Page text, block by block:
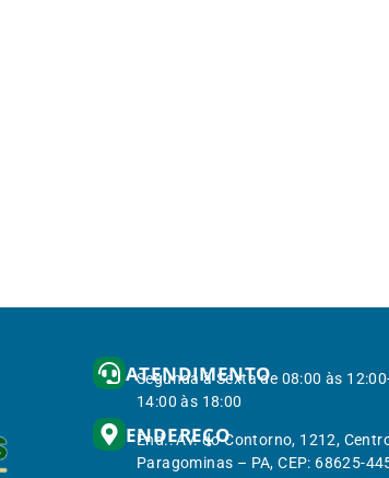
ATENDIMENTO
Segunda à Sexta de 08:00 às
14:00 às 18:00
ENDEREÇO
End.: Av. do Contorno, 1212,
Paragominas – PA, CEP: 68625-